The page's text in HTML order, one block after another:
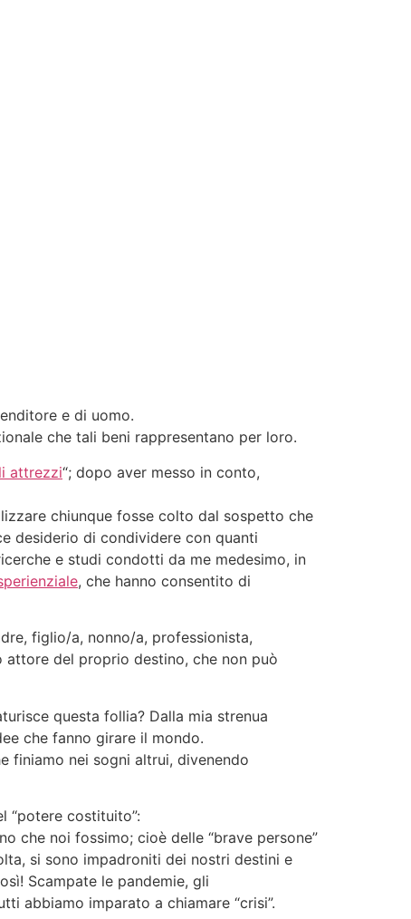
e di uomo.
che tali beni rappresentano per loro.
attrezzi“; dopo aver messo in conto,
chiunque fosse colto dal sospetto che
desiderio di condividere con quanti
e studi condotti da me medesimo, in
, che hanno consentito di
figlio/a, nonno/a, professionista,
attore del proprio destino, che non può
questa follia? Dalla mia strenua
che fanno girare il mondo.
finiamo nei sogni altrui, divenendo
“potere costituito”:
che noi fossimo; cioè delle “brave persone”
si sono impadroniti dei nostri destini e
Scampate le pandemie, gli
abbiamo imparato a chiamare “crisi”.